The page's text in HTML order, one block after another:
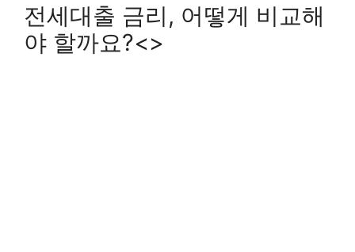
전세대출 금리, 어떻게 비교해
야 할까요?<>